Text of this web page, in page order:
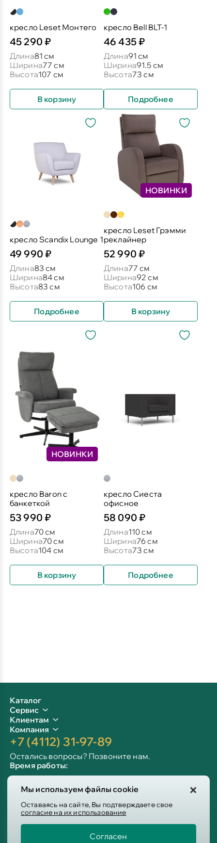
Мы используем файлы cookie
Оставаясь на сайте, Вы подтверждаете свое
согласие на их использование
Согласен
кресло Leset Монтего
45 290 ₽
Длина81 см
Ширина77 см
Высота107 см
В корзину
кресло Bell BLT-1
46 435 ₽
Длина91 см
Ширина91.5 см
Высота73 см
Подробнее
кресло Scandix Lounge 1
49 990 ₽
Длина83 см
Ширина84 см
Высота83 см
Подробнее
НОВИНКИ
кресло Leset Грэмми
реклайнер
52 990 ₽
Длина77 см
Ширина92 см
Высота106 см
В корзину
НОВИНКИ
кресло Baron c
банкеткой
53 990 ₽
Длина70 см
Ширина70 см
Высота104 см
В корзину
кресло Сиеста
офисное
58 090 ₽
Длина110 см
Ширина76 см
Высота73 см
Подробнее
Каталог
Сервис
Клиентам
Компания
+7 (4112) 31-97-89
Остались вопросы? Позвоните нам.
Время работы:
Сб-вс: 10:00 - 19:00
Info@victoria-mebel.ru